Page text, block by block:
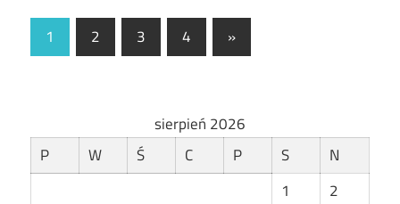
Stronicowanie
wpisów
1 2 3 4
Next
Posts
»
sierpień 2026
P
W Ś C P S
N
1
2